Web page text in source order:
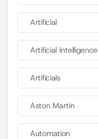
Artificial
Artificial Intelligence
Artificials
Aston Martin
Automation